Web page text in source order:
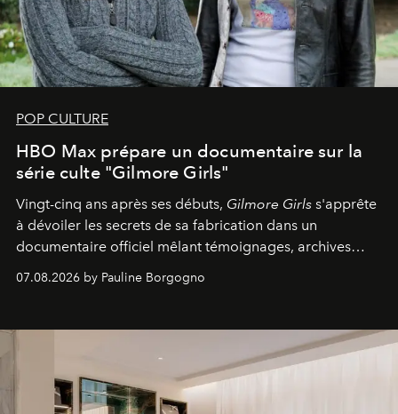
POP CULTURE
HBO Max prépare un documentaire sur la
série culte "Gilmore Girls"
Vingt-cinq ans après ses débuts, Gilmore Girls s'apprête
à dévoiler les secrets de sa fabrication dans un
documentaire officiel mêlant témoignages, archives
inédites et plongée dans les coulisses d'un phénomène
générationnel.
07.08.2026 by Pauline Borgogno